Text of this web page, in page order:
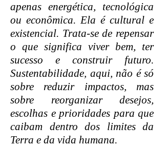
apenas energética, tecnológica
ou econômica. Ela é cultural e
existencial. Trata-se de repensar
o que significa viver bem, ter
sucesso e construir futuro.
Sustentabilidade, aqui, não é só
sobre reduzir impactos, mas
sobre reorganizar desejos,
escolhas e prioridades para que
caibam dentro dos limites da
Terra e da vida humana.